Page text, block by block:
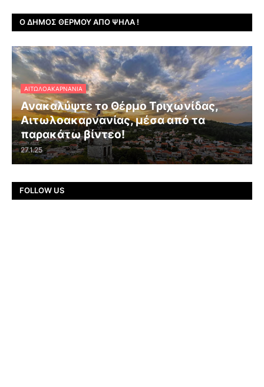
Ο ΔΉΜΟΣ ΘΈΡΜΟΥ ΑΠΌ ΨΗΛΆ !
ΑΙΤΩΛΟΑΚΑΡΝΑΝΊΑ
Ανακαλύψτε το Θέρμο Τριχωνίδας,
Αιτωλοακαρνανίας, μέσα από τα
παρακάτω βίντεο!
27.1.25
FOLLOW US